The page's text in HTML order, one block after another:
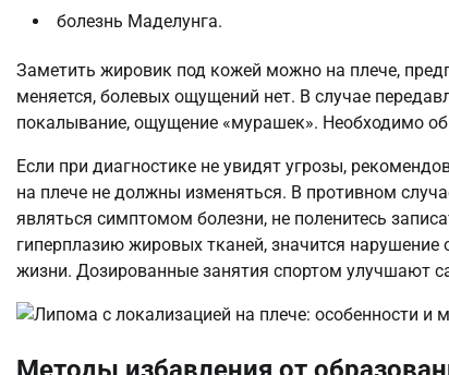
болезнь Маделунга.
Заметить жировик под кожей можно на плече,
меняется, болевых ощущений нет. В случае
покалывание, ощущение «мурашек». Необходимо
Если при диагностике не увидят угрозы,
на плече не должны изменяться. В противном
являться симптомом болезни, не поленитесь
гиперплазию жировых тканей, значится
жизни. Дозированные занятия спортом улучшают